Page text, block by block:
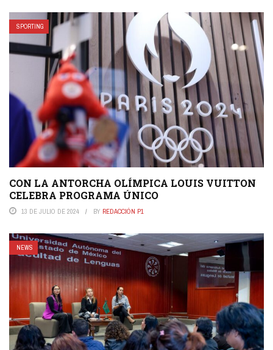
SPORTING
CON LA ANTORCHA OLÍMPICA LOUIS VUITTON
CELEBRA PROGRAMA ÚNICO
13 DE JULIO DE 2024 BY REDACCIÓN P1
NEWS